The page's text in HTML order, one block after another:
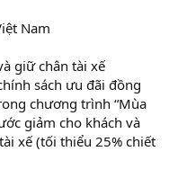
Nam
giữ chân tài xế
sách ưu đãi đồng
chương trình “Mùa
giảm cho khách và
xế (tối thiểu 25% chiết